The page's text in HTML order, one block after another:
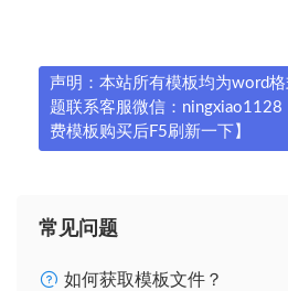
声明：本站所有模板均为word
题联系客服微信：
费模板购买后F5刷新一下】
常见问题
如何获取模板文件？